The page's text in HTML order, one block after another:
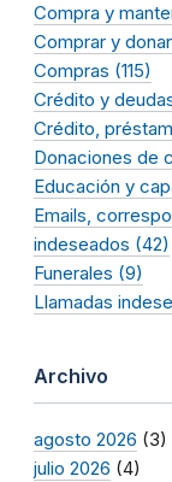
Compra y
Comprar y
Compras (115)
Crédito y
Crédito,
Donaciones de
Educación y
Emails,
indeseados (42)
Funerales (9)
Llamadas
Archivo
agosto 2026 (3)
julio 2026 (4)